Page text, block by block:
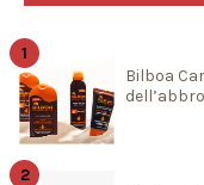
Bilboa